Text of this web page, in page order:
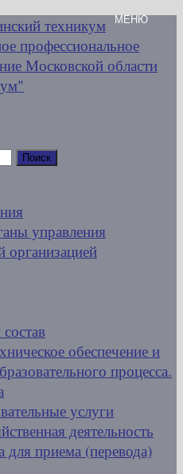
управления
организацией
обеспечение и
процесса.
услуги
деятельность
для приема (перевода)